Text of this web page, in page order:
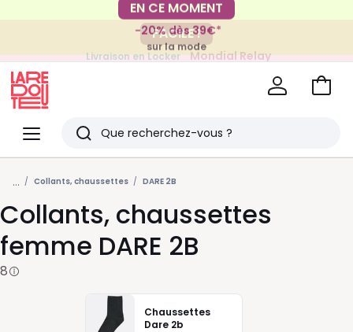
-20% dès 39€*
sur la mode
FACILE !
Livraison en Locker Mondial Relay
pour vos petits articles
Menu
Redoute
Rechercher
Derniers
articles
vus
Voir
... Collants, chaussettes DARE 2B
Collants, chaussettes
femme DARE 2B
8
Chaussettes
Dare 2b